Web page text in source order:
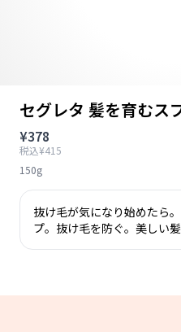
セグレタ 髪を育むス
¥378
税込¥415
150g
抜け毛が気になり始めたら
プ。抜け毛を防ぐ。美しい